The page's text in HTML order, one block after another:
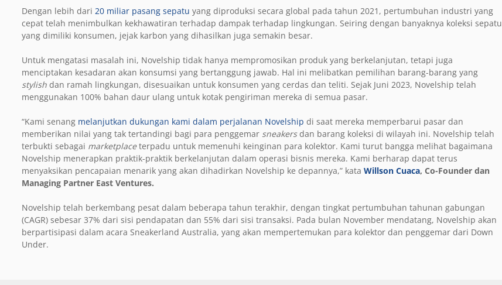
Dengan lebih dari 20 miliar pasang sepatu yang diproduksi secara global pada tahun 2021, pertumbuhan industri yang
cepat telah menimbulkan kekhawatiran terhadap dampak terhadap lingkungan. Seiring dengan banyaknya koleksi sepatu
yang dimiliki konsumen, jejak karbon yang dihasilkan juga semakin besar.
Untuk mengatasi masalah ini, Novelship tidak hanya mempromosikan produk yang berkelanjutan, tetapi juga
menciptakan kesadaran akan konsumsi yang bertanggung jawab. Hal ini melibatkan pemilihan barang-barang yang
stylish dan ramah lingkungan, disesuaikan untuk konsumen yang cerdas dan teliti. Sejak Juni 2023, Novelship telah
menggunakan 100% bahan daur ulang untuk kotak pengiriman mereka di semua pasar.
“Kami senang melanjutkan dukungan kami dalam perjalanan Novelship di saat mereka memperbarui pasar dan
memberikan nilai yang tak tertandingi bagi para penggemar sneakersdan barang koleksi di wilayah ini. Novelship telah
terbukti sebagai marketplaceterpadu untuk memenuhi keinginan para kolektor. Kami turut bangga melihat bagaimana
Novelship menerapkan praktik-praktik berkelanjutan dalam operasi bisnis mereka. Kami berharap dapat terus
menyaksikan pencapaian menarik yang akan dihadirkan Novelship ke depannya,” kata Willson Cuaca, Co-Founder dan
Managing Partner East Ventures.
Novelship telah berkembang pesat dalam beberapa tahun terakhir, dengan tingkat pertumbuhan tahunan gabungan
(CAGR) sebesar 37% dari sisi pendapatan dan 55% dari sisi transaksi. Pada bulan November mendatang, Novelship akan
berpartisipasi dalam acara Sneakerland Australia, yang akan mempertemukan para kolektor dan penggemar dari Down
Under.